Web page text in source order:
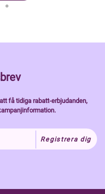
få tidiga rabatt-erbjudanden,
Registrera dig